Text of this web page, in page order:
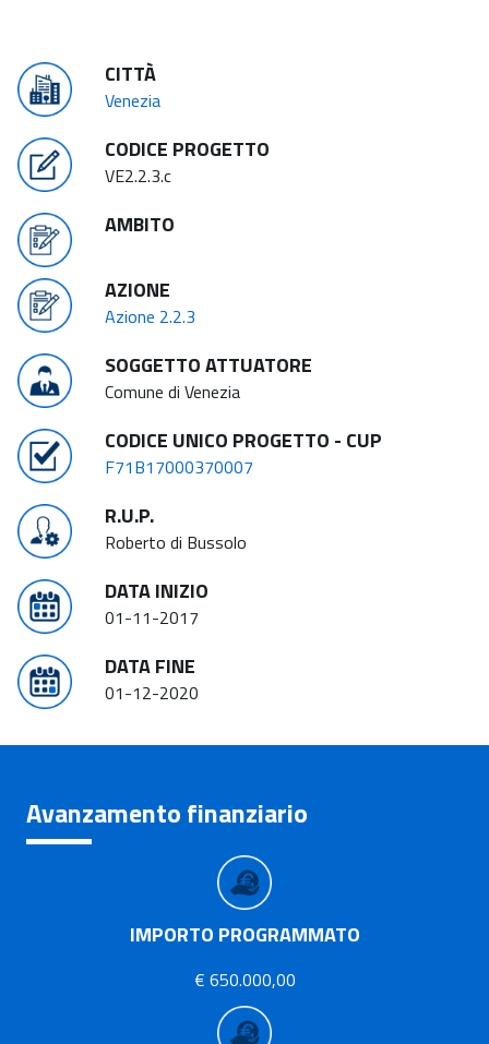
CITTÀ
Venezia
CODICE PROGETTO
VE2.2.3.c
AMBITO
AZIONE
Azione 2.2.3
SOGGETTO ATTUATORE
Comune di Venezia
CODICE UNICO PROGETTO - CUP
F71B17000370007
R.U.P.
Roberto di Bussolo
DATA INIZIO
01-11-2017
DATA FINE
01-12-2020
Avanzamento finanziario
IMPORTO PROGRAMMATO
€ 650.000,00